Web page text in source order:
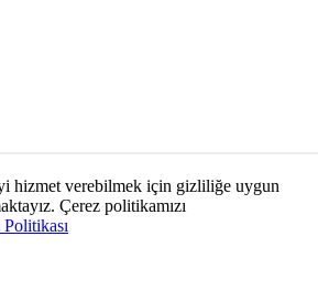
hizmet verebilmek için gizliliğe uygun
Çerez politikamızı